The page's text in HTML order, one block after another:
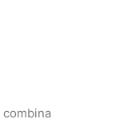
combina